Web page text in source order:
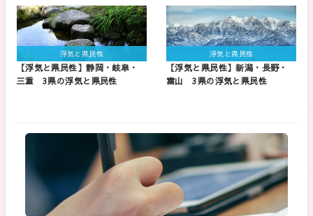
浮気と県民性
【浮気と県民性】静岡・岐阜・
三重 3県の浮気と県民性
浮気と県民性
【浮気と県民性】新潟・長野・
富山 3県の浮気と県民性